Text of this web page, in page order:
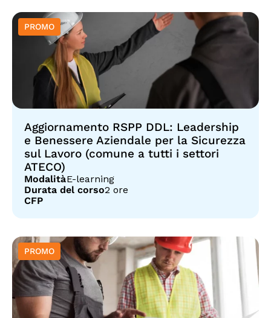
Aggiornamento RSPP DDL: Leadership
e Benessere Aziendale per la Sicurezza
sul Lavoro (comune a tutti i settori
ATECO)
ModalitàE-learning
Durata del corso2 ore
CFP